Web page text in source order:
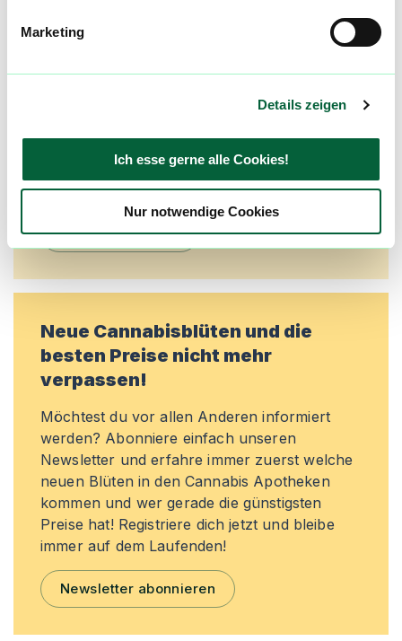
Marketing
Details zeigen
Ich esse gerne alle Cookies!
Nur notwendige Cookies
Community
und Bewertungen flowzz noch besser zu
Preisreduktionen informiert zu werden und
exklusive Angebote zu erhalten!
Jetzt registrieren
Neue Cannabisblüten und die
besten Preise nicht mehr
verpassen!
Möchtest du vor allen Anderen informiert
werden? Abonniere einfach unseren
Newsletter und erfahre immer zuerst welche
neuen Blüten in den Cannabis Apotheken
kommen und wer gerade die günstigsten
Preise hat! Registriere dich jetzt und bleibe
immer auf dem Laufenden!
Newsletter abonnieren